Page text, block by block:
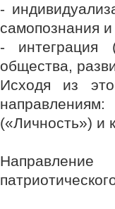
-
самопознания
- интеграция
общества,
Исходя из
(«Личность») и